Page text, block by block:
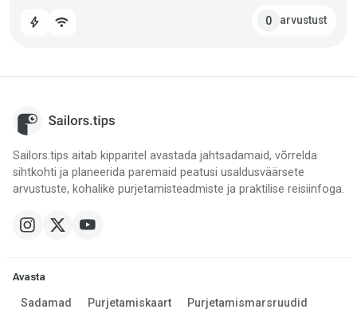
bolt wifi 0 arvustust
Sailors.tips aitab kipparitel avastada jahtsadamaid, võrrelda
sihtkohti ja planeerida paremaid peatusi usaldusväärsete
arvustuste, kohalike purjetamisteadmiste ja praktilise reisiinfoga.
Avasta
Sadamad Purjetamiskaart Purjetamismarsruudid